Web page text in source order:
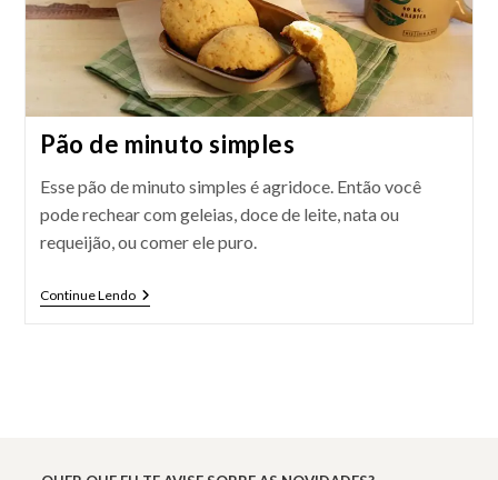
Pão de minuto simples
Esse pão de minuto simples é agridoce. Então você
pode rechear com geleias, doce de leite, nata ou
requeijão, ou comer ele puro.
Continue LendoPão
De